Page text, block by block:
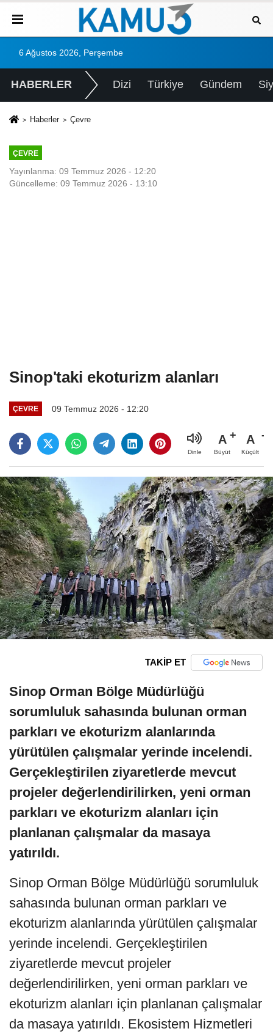
6 Ağustos 2026, Perşembe
HABERLER Dizi Türkiye Gündem
Haberler Çevre
ÇEVRE
Yayınlanma: 09 Temmuz 2026 - 12:20
Güncelleme: 09 Temmuz 2026 - 13:10
Sinop'taki ekoturizm alanları
ÇEVRE 09 Temmuz 2026 - 12:20
Dinle
A
Büyüt
A
Küçült
TAKİP ET
Sinop Orman Bölge Müdürlüğü
sorumluluk sahasında bulunan orman
parkları ve ekoturizm alanlarında
yürütülen çalışmalar yerinde incelendi.
Gerçekleştirilen ziyaretlerde mevcut
projeler değerlendirilirken, yeni orman
parkları ve ekoturizm alanları için
planlanan çalışmalar da masaya
yatırıldı.
Sinop Orman Bölge Müdürlüğü sorumluluk
sahasında bulunan orman parkları ve
ekoturizm alanlarında yürütülen çalışmalar
yerinde incelendi. Gerçekleştirilen
ziyaretlerde mevcut projeler
değerlendirilirken, yeni orman parkları ve
ekoturizm alanları için planlanan çalışmalar
da masaya yatırıldı. Ekosistem Hizmetleri